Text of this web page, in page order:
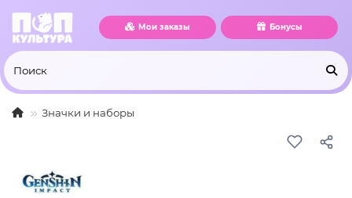
Мои заказы Бонусы
Значки и наборы